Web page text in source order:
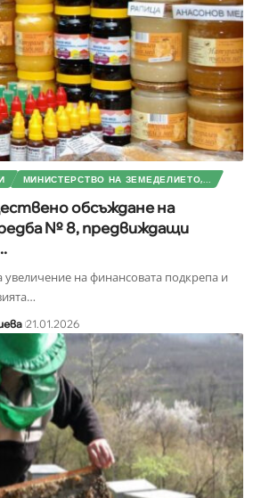
МИНИСТЕРСТВО НА ЗЕМЕДЕЛИЕТО,...
обсъждане на
№ 8, предвиждащи
увеличение на финансовата подкрепа и
…
21.01.2026